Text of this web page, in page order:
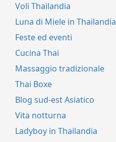
Voli Thailandia
Luna di Miele in Thailandia
Feste ed eventi
Cucina Thai
Massaggio tradizionale
Thai Boxe
Blog sud-est Asiatico
Vita notturna
Ladyboy in Thailandia